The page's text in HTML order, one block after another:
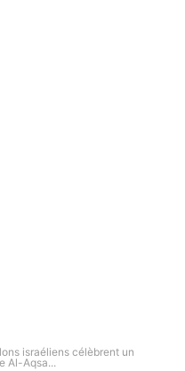
israéliens célèbrent un
Al-Aqsa...